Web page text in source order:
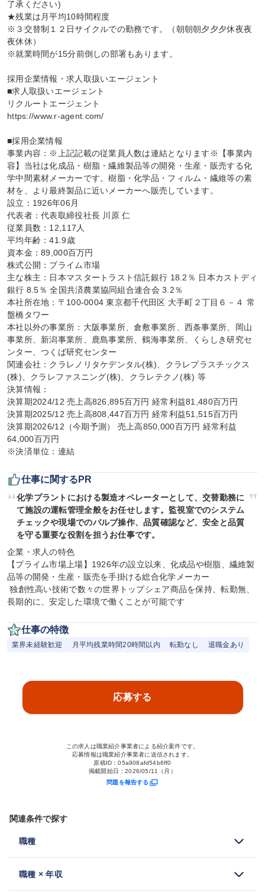
了承ください)
★残業は月平均10時間程度
※３交替制１２日サイクルでの勤務です。（朝朝朝夕夕夕休夜夜
夜休休）
※就業時間が15分前倒しの部署もあります。
採用企業情報・求人取扱いエージェント
■求人取扱いエージェント
リクルートエージェント
https://www.r-agent.com/
■採用企業情報
事業内容：※上記記載の従業員人数は連結となります※【事業内
容】当社は化成品・樹脂・繊維製品等の開発・生産・販売する化
学中間素材メーカーです。樹脂・化学品・フィルム・繊維等の素
材を、より最終製品に近いメーカーへ販売しています。
設立：1926年06月
代表者：代表取締役社長 川原 仁
従業員数：12,117人
平均年齢：41.9歳
資本金：89,000百万円
株式公開：プライム市場
主な株主：日本マスタートラスト信託銀行 18.2％ 日本カストディ
銀行 8.5％ 全国共済農業協同組合連合会 3.2％
本社所在地：〒100-0004 東京都千代田区 大手町２丁目６－４ 常
盤橋タワー
本社以外の事業所：大阪事業所、倉敷事業所、西条事業所、岡山
事業所、新潟事業所、鹿島事業所、鶴海事業所、くらしき研究セ
ンター、つくば研究センター
関連会社：クラレノリタケデンタル(株)、クラレプラスチックス
(株)、クラレファスニング(株)、クラレテクノ(株) 等
決算情報：
決算期2024/12 売上高826,895百万円 経常利益81,480百万円
決算期2025/12 売上高808,447百万円 経常利益51,515百万円
決算期2026/12（今期予測） 売上高850,000百万円 経常利益
64,000百万円
※決済単位：連結
仕事に関するPR
化学プラントにおける製造オペレーターとして、交替勤務に
て施設の運転管理全般をお任せします。監視室でのシステム
チェックや現場でのバルブ操作、品質確認など、安全と品質
を守る重要な役割を担うお仕事です。
企業・求人の特色
【プライム市場上場】1926年の設立以来、化成品や樹脂、繊維製
品等の開発・生産・販売を手掛ける総合化学メーカー
独創性高い技術で数々の世界トップシェア商品を保持、転勤無、
長期的に、安定した環境で働くことが可能です
仕事の特徴
業界未経験歓迎 月平均残業時間20時間以内 転勤なし 退職金あり
応募する
この求人は職業紹介事業者による紹介案件です。
応募情報は職業紹介事業者に送信されます。
原稿ID：05a908afd54b6ff0
掲載開始日：2026/05/11（月）
問題を報告する
関連条件で探す
職種
職種 × 年収